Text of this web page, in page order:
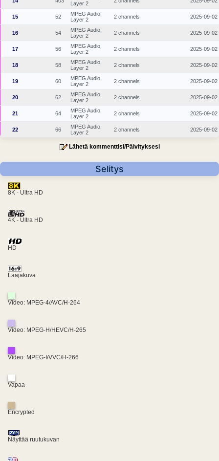
Layer 2
15 52
MPEG Audio,
Layer 2
2 channels 2025-09-02
16 54
MPEG Audio,
Layer 2
2 channels 2025-09-02
17 56
MPEG Audio,
Layer 2
2 channels 2025-09-02
18 58
MPEG Audio,
Layer 2
2 channels 2025-09-02
19 60
MPEG Audio,
Layer 2
2 channels 2025-09-02
20 62
MPEG Audio,
Layer 2
2 channels 2025-09-02
21 64
MPEG Audio,
Layer 2
2 channels 2025-09-02
22 66
MPEG Audio,
Layer 2
2 channels 2025-09-02
Lähetä kommenttisi/Päivityksesi
Selitys
8K - Ultra HD
4K - Ultra HD
HD
Laajakuva
Video: MPEG-4/AVC/H-264
Video: MPEG-H/HEVC/H-265
Video: MPEG-I/VVC/H-266
Vapaa
Encrypted
Näyttää ruutukuvan